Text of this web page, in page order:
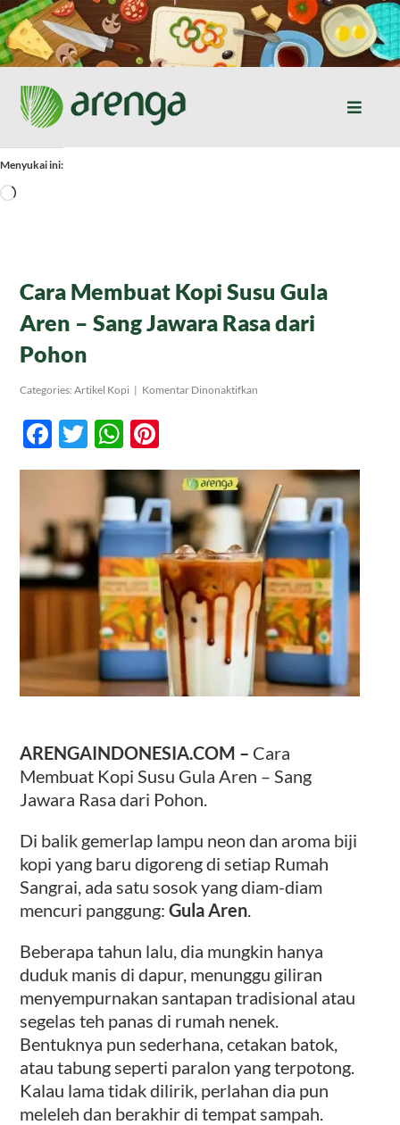
Skip
to
content
Toggle
Home
Tentang Kami
Produk
Kontak
Menyukai ini:
Memuat...
Cara Membuat Kopi Susu Gula
Aren – Sang Jawara Rasa dari
Pohon
Categories:Artikel Kopi | Komentar Dinonaktifkan
Aren
Sang
Jawara
Rasa
dari
Pohon
Facebook
TwitterWhatsApp
ARENGAINDONESIA.COM – Cara
Membuat Kopi Susu Gula Aren – Sang
Jawara Rasa dari Pohon.
Di balik gemerlap lampu neon dan aroma biji
kopi yang baru digoreng di setiap Rumah
Sangrai, ada satu sosok yang diam-diam
mencuri panggung:Gula Aren
Beberapa tahun lalu, dia mungkin hanya
duduk manis di dapur, menunggu giliran
menyempurnakan santapan tradisional atau
segelas teh panas di rumah nenek.
Bentuknya pun sederhana, cetakan batok,
atau tabung seperti paralon yang terpotong.
Kalau lama tidak dilirik, perlahan dia pun
meleleh dan berakhir di tempat sampah.